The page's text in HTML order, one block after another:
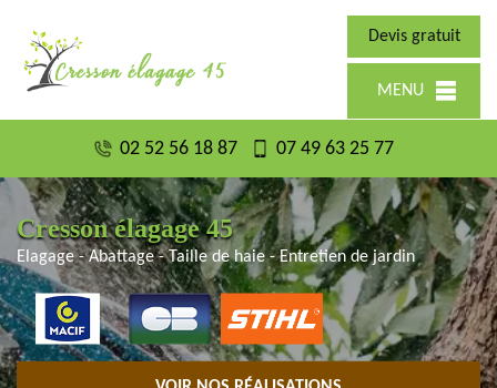
Devis gratuit
MENU
02 52 56 18 87 07 49 63 25 77
Cresson élagage 45
Elagage - Abattage - Taille de haie - Entretien de jardin